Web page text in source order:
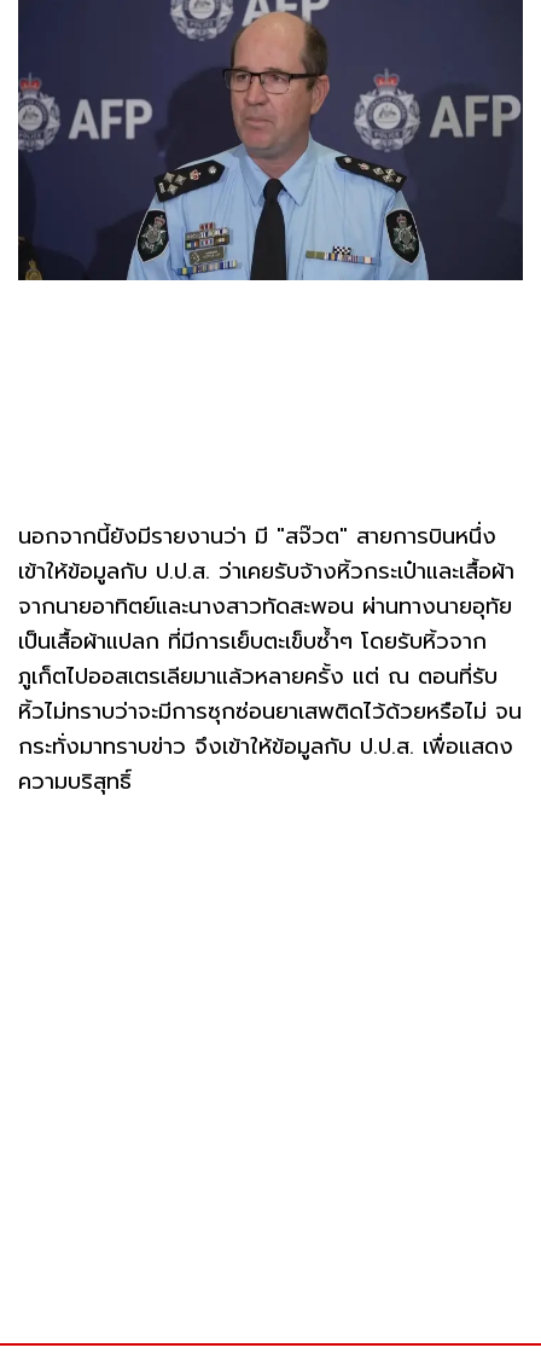
นอกจากนี้ยังมีรายงานว่า มี "สจ๊วต" สายการบินหนึ่ง
เข้าให้ข้อมูลกับ ป.ป.ส. ว่าเคยรับจ้างหิ้วกระเป๋าและเสื้อผ้า
จากนายอาทิตย์และนางสาวทัดสะพอน ผ่านทางนายอุทัย
เป็นเสื้อผ้าแปลก ที่มีการเย็บตะเข็บซ้ำๆ โดยรับหิ้วจาก
ภูเก็ตไปออสเตรเลียมาแล้วหลายครั้ง แต่ ณ ตอนที่รับ
หิ้วไม่ทราบว่าจะมีการซุกซ่อนยาเสพติดไว้ด้วยหรือไม่ จน
กระทั่งมาทราบข่าว จึงเข้าให้ข้อมูลกับ ป.ป.ส. เพื่อแสดง
ความบริสุทธิ์